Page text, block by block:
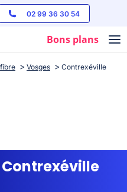
02 99 36 30 54
Bons plans
Vosges Contrexéville